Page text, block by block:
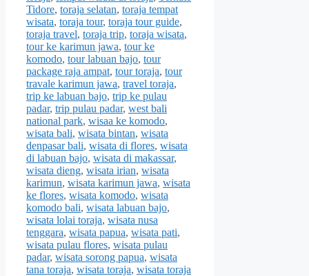
Tidore, toraja selatan, toraja tempat
wisata, toraja tour, toraja tour guide,
toraja travel, toraja trip, toraja wisata,
tour ke karimun jawa, tour ke
komodo, tour labuan bajo, tour
package raja ampat, tour toraja, tour
travale karimun jawa, travel toraja,
trip ke labuan bajo, trip ke pulau
padar, trip pulau padar, west bali
national park, wisaa ke komodo,
wisata bali, wisata bintan, wisata
denpasar bali, wisata di flores, wisata
di labuan bajo, wisata di makassar,
wisata dieng, wisata irian, wisata
karimun, wisata karimun jawa, wisata
ke flores, wisata komodo, wisata
komodo bali, wisata labuan bajo,
wisata lolai toraja, wisata nusa
tenggara, wisata papua, wisata pati,
wisata pulau flores, wisata pulau
padar, wisata sorong papua, wisata
tana toraja, wisata toraja, wisata toraja